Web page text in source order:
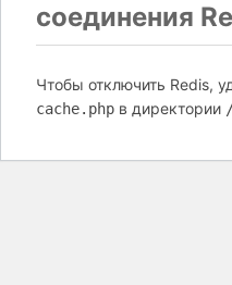
соединения
Чтобы отключить Redis,
cache.php в директории